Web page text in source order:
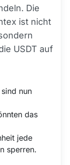
Die
ist nicht
USDT auf
nun
das
jede
sperren.